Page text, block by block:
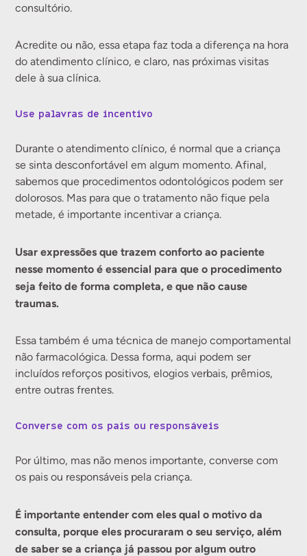
consultório.
Acredite ou não, essa etapa faz toda a diferença na hora
do atendimento clínico, e claro, nas próximas visitas
dele à sua clínica.
Use palavras de incentivo
Durante o atendimento clínico, é normal que a criança
se sinta desconfortável em algum momento. Afinal,
sabemos que procedimentos odontológicos podem ser
dolorosos. Mas para que o tratamento não fique pela
metade, é importante incentivar a criança.
Usar expressões que trazem conforto ao paciente
nesse momento é essencial para que o procedimento
seja feito de forma completa, e que não cause
traumas.
Essa também é uma técnica de manejo comportamental
não farmacológica. Dessa forma, aqui podem ser
incluídos reforços positivos, elogios verbais, prêmios,
entre outras frentes.
Converse com os pais ou responsáveis
Por último, mas não menos importante, converse com
os pais ou responsáveis pela criança.
É importante entender com eles qual o motivo da
consulta, porque eles procuraram o seu serviço, além
de saber se a criança já passou por algum outro